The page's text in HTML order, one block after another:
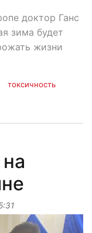
доктор Ганс
зима будет
жизни
токсичность